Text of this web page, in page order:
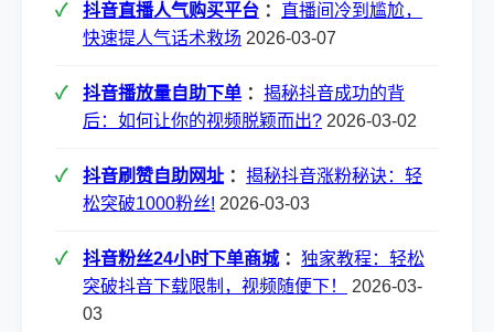
抖音直播人气购买平台 ： 直播间冷到尴尬，
快速提人气话术救场 2026-03-07
抖音播放量自助下单 ： 揭秘抖音成功的背
后：如何让你的视频脱颖而出? 2026-03-02
抖音刷赞自助网址 ： 揭秘抖音涨粉秘诀：轻
松突破1000粉丝! 2026-03-03
抖音粉丝24小时下单商城： 独家教程：轻松
突破抖音下载限制，视频随便下！
2026-03-
03